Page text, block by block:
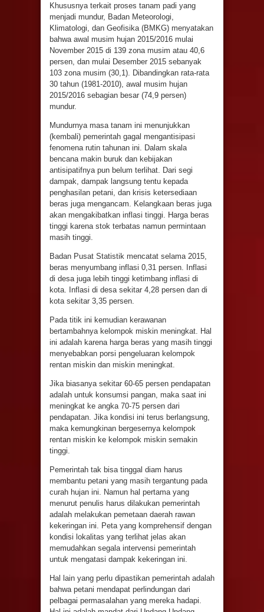
Khususnya terkait proses tanam padi yang
menjadi mundur, Badan Meteorologi,
Klimatologi, dan Geofisika (BMKG) menyatakan
bahwa awal musim hujan 2015/2016 mulai
November 2015 di 139 zona musim atau 40,6
persen, dan mulai Desember 2015 sebanyak
103 zona musim (30,1). Dibandingkan rata-rata
30 tahun (1981-2010), awal musim hujan
2015/2016 sebagian besar (74,9 persen)
mundur.
Mundurnya masa tanam ini menunjukkan
(kembali) pemerintah gagal mengantisipasi
fenomena rutin tahunan ini. Dalam skala
bencana makin buruk dan kebijakan
antisipatifnya pun belum terlihat. Dari segi
dampak, dampak langsung tentu kepada
penghasilan petani, dan krisis ketersediaan
beras juga mengancam. Kelangkaan beras juga
akan mengakibatkan inflasi tinggi. Harga beras
tinggi karena stok terbatas namun permintaan
masih tinggi.
Badan Pusat Statistik mencatat selama 2015,
beras menyumbang inflasi 0,31 persen. Inflasi
di desa juga lebih tinggi ketimbang inflasi di
kota. Inflasi di desa sekitar 4,28 persen dan di
kota sekitar 3,35 persen.
Pada titik ini kemudian kerawanan
bertambahnya kelompok miskin meningkat. Hal
ini adalah karena harga beras yang masih tinggi
menyebabkan porsi pengeluaran kelompok
rentan miskin dan miskin meningkat.
Jika biasanya sekitar 60-65 persen pendapatan
adalah untuk konsumsi pangan, maka saat ini
meningkat ke angka 70-75 persen dari
pendapatan. Jika kondisi ini terus berlangsung,
maka kemungkinan bergesernya kelompok
rentan miskin ke kelompok miskin semakin
tinggi.
Pemerintah tak bisa tinggal diam harus
membantu petani yang masih tergantung pada
curah hujan ini. Namun hal pertama yang
menurut penulis harus dilakukan pemerintah
adalah melakukan pemetaan daerah rawan
kekeringan ini. Peta yang komprehensif dengan
kondisi lokalitas yang terlihat jelas akan
memudahkan segala intervensi pemerintah
untuk mengatasi dampak kekeringan ini.
Hal lain yang perlu dipastikan pemerintah adalah
bahwa petani mendapat perlindungan dari
pelbagai permasalahan yang mereka hadapi.